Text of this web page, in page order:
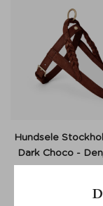
Hundsele
Dark Choco -